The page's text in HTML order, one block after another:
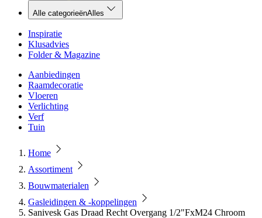
Alle categorieënAlles
Inspiratie
Klusadvies
Folder & Magazine
Aanbiedingen
Raamdecoratie
Vloeren
Verlichting
Verf
Tuin
Home
Assortiment
Bouwmaterialen
Gasleidingen & -koppelingen
Sanivesk Gas Draad Recht Overgang 1/2"FxM24 Chroom